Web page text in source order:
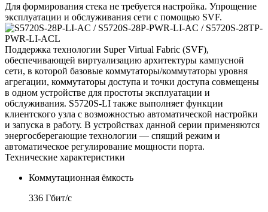
Для формирования стека не требуется настройка. Упрощение
эксплуатации и обслуживания сети с помощью SVF.
Поддержка технологии Super Virtual Fabric (SVF),
обеспечивающей виртуализацию архитектуры кампусной
сети, в которой базовые коммутаторы/коммутаторы уровня
агрегации, коммутаторы доступа и точки доступа совмещены
в одном устройстве для простоты эксплуатации и
обслуживания. S5720S-LI также выполняет функции
клиентского узла с возможностью автоматической настройки
и запуска в работу. В устройствах данной серии применяются
энергосберегающие технологии — спящий режим и
автоматическое регулирование мощности порта.
Технические характеристики
Коммутационная ёмкость
336 Гбит/с